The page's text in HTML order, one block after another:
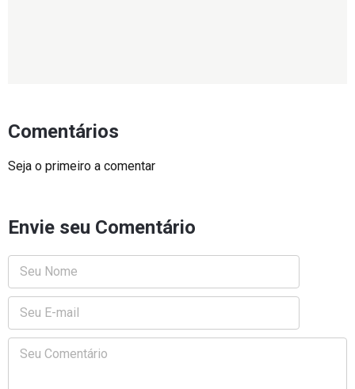
Comentários
Seja o primeiro a comentar
Envie seu Comentário